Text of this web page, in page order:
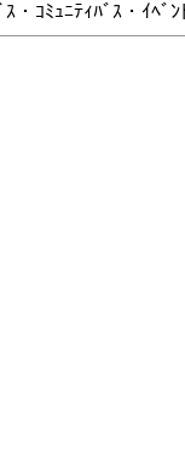
・ｺﾐｭﾆﾃｨﾊﾞｽ・ｲﾍﾞ